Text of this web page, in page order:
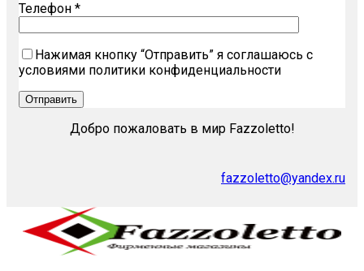
Телефон *
Нажимая кнопку “Отправить” я соглашаюсь с
условиями политики конфиденциальности
Добро пожаловать в мир Fazzoletto!
fazzoletto@yandex.ru